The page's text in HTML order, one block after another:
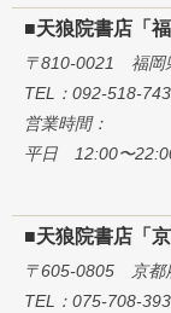
■天狼院書店「福
〒810-0021 福岡
TEL：092-518-
営業時間：
平日 12:00〜
■天狼院書店「京
〒605-0805 京都
TEL：075-708-